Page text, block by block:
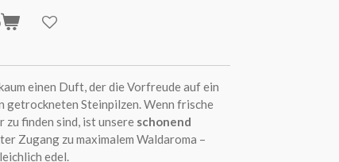
einen Duft, der die Vorfreude auf ein
getrockneten Steinpilzen. Wenn frische
zu finden sind, ist unsere schonend
Zugang zu maximalem Waldaroma –
edel.